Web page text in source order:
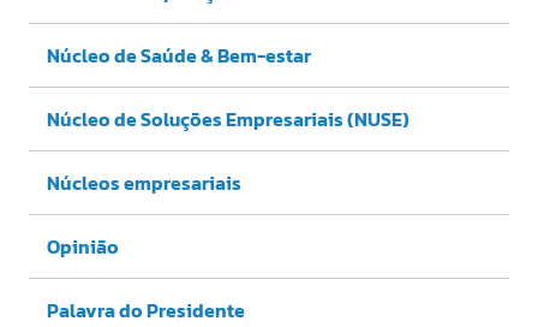
Núcleo de Saúde & Bem-estar
Núcleo de Soluções Empresariais (NUSE)
Núcleos empresariais
Opinião
Palavra do Presidente